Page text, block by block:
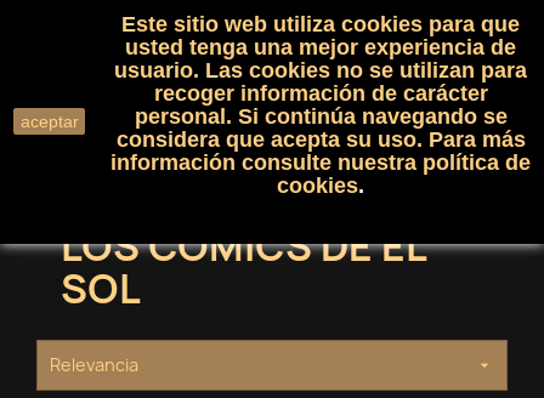
shopping_cart(0)

search
LOS COMICS DE EL
SOL
Relevancia 
aceptar
Este sitio web utiliza cookies para que
usted tenga una mejor experiencia de
usuario. Las cookies no se utilizan para
recoger información de carácter
personal. Si continúa navegando se
considera que acepta su uso. Para más
información consulte nuestra política de
cookies.